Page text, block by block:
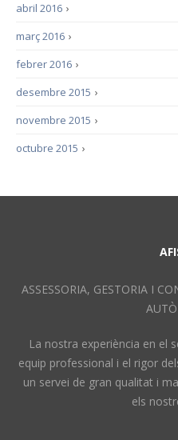
›
abril 2016
›
març 2016
›
febrer 2016
›
desembre 2015
›
novembre 2015
›
octubre 2015
ASSESSORIA, GESTORIA I
La nostra experiència en el
equip professional i el rigor
un servei de gran qualitat i
els